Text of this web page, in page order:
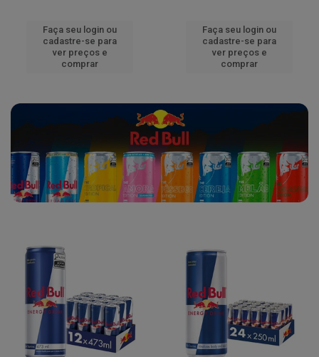
Faça seu login ou
cadastre-se para
ver preços e
comprar
Faça seu login ou
cadastre-se para
ver preços e
comprar